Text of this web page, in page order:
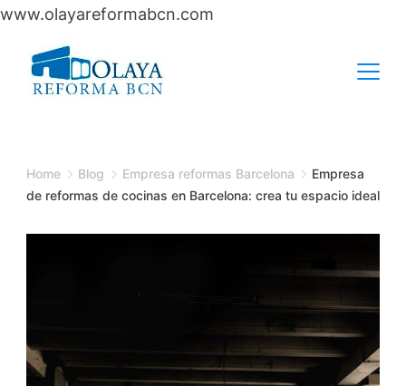
www.olayareformabcn.com
content
Home Blog Empresa reformas Barcelona
Empresa
de reformas de cocinas en Barcelona: crea tu espacio ideal